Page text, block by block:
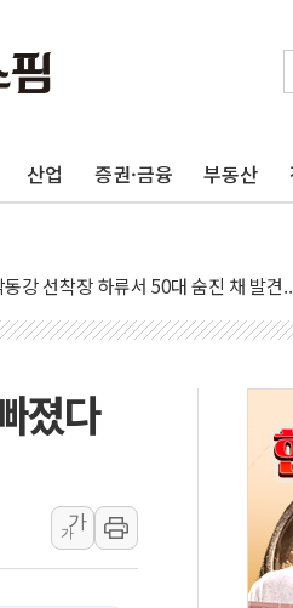
산업 증권·금융 부동산
면 공장서 질식사고 발생…작업자 1
루밸리 국가산단에 '철강 AI융합실증
민석, 정청래에 누적 '1.48%p' 차 선
경북도당위원장에 오중기 당선...합산
강원·대구·경북 경선서 정청래에
주, 강원·대구·경북 경선 결과...김
민주, 경북 경선 결과 발표...김민석
민주, 대구 경선 결과 발표...정청래
민주, 강원 경선 결과 발표...김민석
CEO, SKT 장기고객 400명 맞이…"마
졌다
가
가